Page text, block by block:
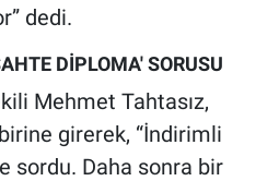
dedi.
DİPLOMA' SORUSU
Mehmet Tahtasız,
girerek, “İndirimli
sordu. Daha sonra bir